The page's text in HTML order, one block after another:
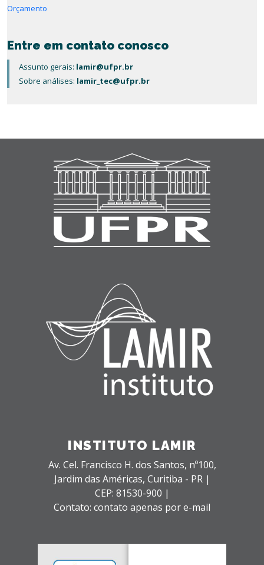
Orçamento
Entre em contato conosco
Assunto gerais: lamir@ufpr.br
Sobre análises: lamir_tec@ufpr.br
INSTITUTO LAMIR
Av. Cel. Francisco H. dos Santos, nº100,
Jardim das Américas, Curitiba - PR |
CEP: 81530-900 |
Contato: contato apenas por e-mail